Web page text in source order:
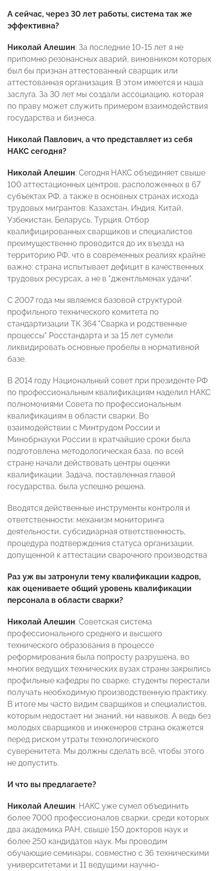
А сейчас, через 30 лет работы, система так же
эффективна?
Николай Алешин: За последние 10-15 лет я не
припомню резонансных аварий, виновником которых
был бы признан аттестованный сварщик или
аттестованная организация. В этом имеется и наша
заслуга. За 30 лет мы создали ассоциацию, которая
по праву может служить примером взаимодействия
государства и бизнеса.
Николай Павлович, а что представляет из себя
НАКС сегодня?
Николай Алешин: Сегодня НАКС объединяет свыше
100 аттестационных центров, расположенных в 67
субъектах РФ, а также в основных странах исхода
трудовых мигрантов: Казахстан, Индия, Китай,
Узбекистан, Беларусь, Турция. Отбор
квалифицированных сварщиков и специалистов
преимущественно проводится до их въезда на
территорию РФ, что в современных реалиях крайне
важно: страна испытывает дефицит в качественных
трудовых ресурсах, а не в "джентльменах удачи".
С 2007 года мы являемся базовой структурой
профильного технического комитета по
стандартизации ТК 364 "Сварка и родственные
процессы" Росстандарта и за 15 лет сумели
ликвидировать основные пробелы в нормативной
базе.
В 2014 году Национальный совет при президенте РФ
по профессиональным квалификациям наделил НАКС
полномочиями Совета по профессиональным
квалификациям в области сварки. Во
взаимодействии с Минтрудом России и
Минобрнауки России в кратчайшие сроки была
подготовлена методологическая база, по всей
стране начали действовать центры оценки
квалификации. Задача, поставленная главой
государства, была успешно решена.
Вводятся действенные инструменты контроля и
ответственности: механизм мониторинга
деятельности, субсидиарная ответственность,
процедура подтверждения статуса организации,
допущенной к аттестации сварочного производства
Раз уж вы затронули тему квалификации кадров,
как оцениваете общий уровень квалификации
персонала в области сварки?
Николай Алешин: Советская система
профессионального среднего и высшего
технического образования в процессе
реформирования была попросту разрушена, во
многих ведущих технических вузах страны закрылись
профильные кафедры по сварке, студенты перестали
получать необходимую производственную практику.
В итоге мы часто видим сварщиков и специалистов,
которым недостает ни знаний, ни навыков. А ведь без
молодых сварщиков и инженеров страна окажется
перед риском утраты технологического
суверенитета. Мы должны сделать всё, чтобы этого
не допустить.
И что вы предлагаете?
Николай Алешин: НАКС уже сумел объединить
более 7000 профессионалов сварки, среди которых
два академика РАН, свыше 150 докторов наук и
более 250 кандидатов наук. Мы проводим
обучающие семинары, совместно с 36 техническими
университетами и 11 ведущими научно-